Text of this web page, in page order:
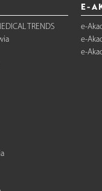
TRENDS
E-
e-
e-
e-